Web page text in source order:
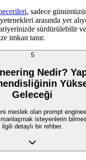
, sadece
arasında yer
sürdürülebilir
imkan tanır.
5
Nedir?
Geleceği
meslek olan prompt
isteyenlerin
ilgili detaylı bir rehber.